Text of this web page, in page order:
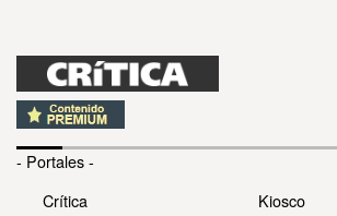
- Portales -
Crítica
Kiosco